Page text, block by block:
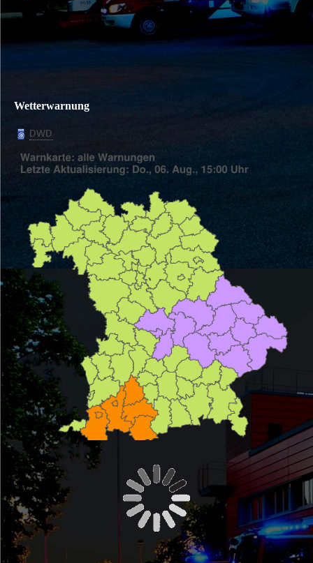
Wetterwarnung